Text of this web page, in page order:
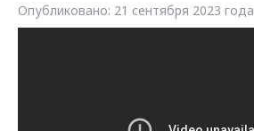
Опубликовано: 21 сентября 2023 года